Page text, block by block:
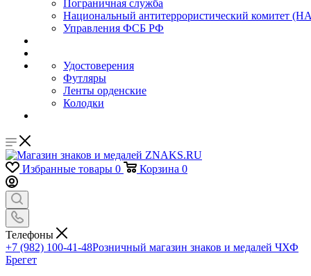
Пограничная служба
Национальный антитеррористический комитет
Управления ФСБ РФ
Удостоверения
Футляры
Ленты орденские
Колодки
Избранные товары 0 Корзина 0
Телефоны
+7 (982) 100-41-48Розничный магазин знаков и медалей ЧХФ
Брегет